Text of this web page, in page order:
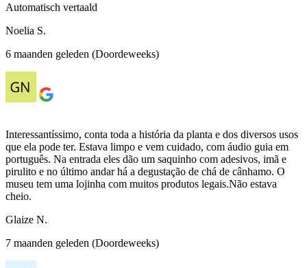
Automatisch vertaald
Noelia S.
6 maanden geleden (Doordeweeks)
Interessantíssimo, conta toda a história da planta e dos diversos usos
que ela pode ter. Estava limpo e vem cuidado, com áudio guia em
português. Na entrada eles dão um saquinho com adesivos, imã e
pirulito e no último andar há a degustação de chá de cânhamo. O
museu tem uma lojinha com muitos produtos legais.Não estava
cheio.
Glaize N.
7 maanden geleden (Doordeweeks)